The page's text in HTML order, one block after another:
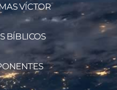
VÍCTOR
BÍBLICOS